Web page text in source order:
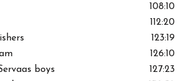
108:10
112:20
123:19
126:10
boys
127:23